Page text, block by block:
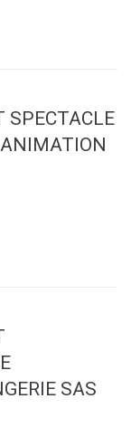
SPECTACLE
ANIMATION
SAS